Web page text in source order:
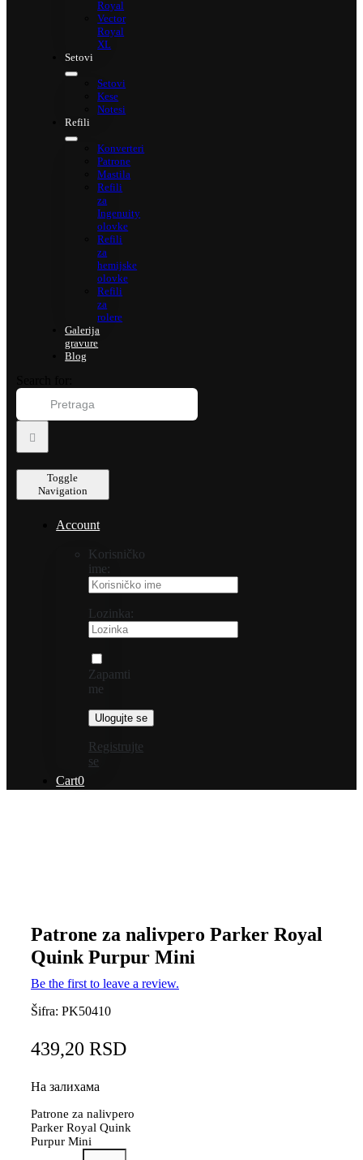
Royal
Vector
Royal
XL
Setovi
Setovi
Kese
Notesi
Refili
Konverteri
Patrone
Mastila
Refili
za
Ingenuity
olovke
Refili
za
hemijske
olovke
Refili
za
rolere
Galerija
gravure
Blog
Toggle
Navigation
Account
Korisničko
ime:
Lozinka:
Zapamti
me
Registrujte
se
Cart0
Patrone za nalivpero Parker Royal
Quink Purpur Mini
Be the first to leave a review.
Šifra: PK50410
439,20 RSD
На залихама
Patrone za nalivpero
Parker Royal Quink
Purpur Mini